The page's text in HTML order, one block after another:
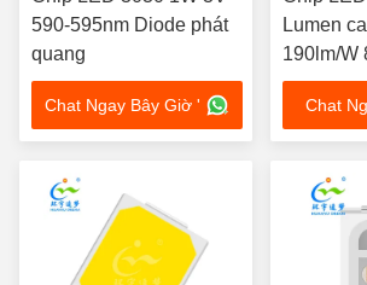
590-595nm Diode phát
quang
Chat Ngay Bây Giờ '
Lumen
190lm/W
năng
Chat